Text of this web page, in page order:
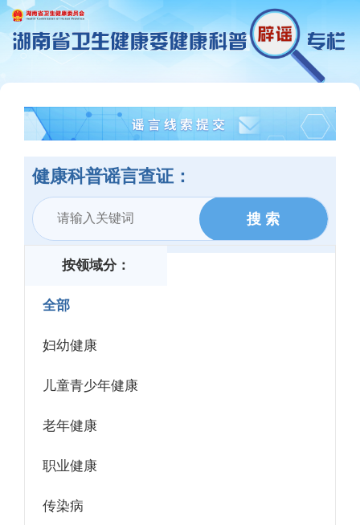
健康科普谣言查证：
按领域分：
全部
妇幼健康
儿童青少年健康
老年健康
职业健康
传染病